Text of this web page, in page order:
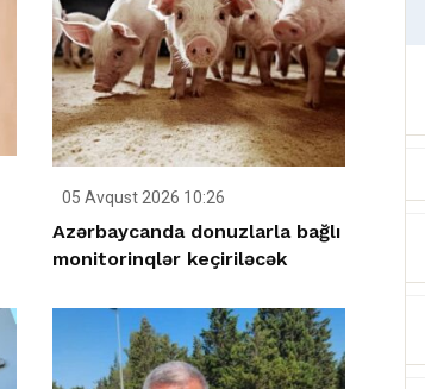
05 Avqust 2026 10:26
Azərbaycanda donuzlarla bağlı
monitorinqlər keçiriləcək